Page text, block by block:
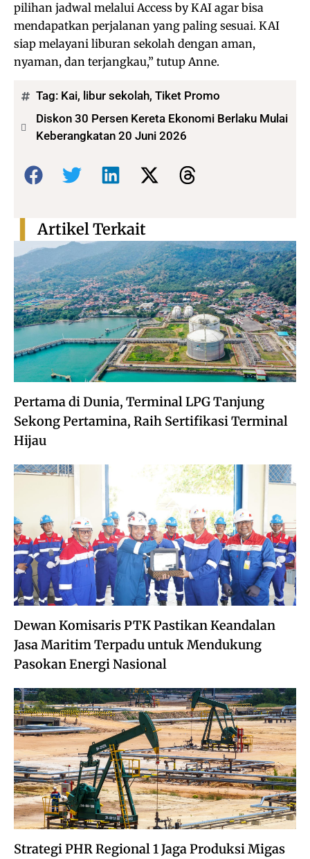
pilihan jadwal melalui Access by KAI agar bisa
mendapatkan perjalanan yang paling sesuai. KAI
siap melayani liburan sekolah dengan aman,
nyaman, dan terjangkau,” tutup Anne.
Tag: Kai, libur sekolah, Tiket Promo
Diskon 30 Persen Kereta Ekonomi Berlaku Mulai
Keberangkatan 20 Juni 2026
Bagikan:
Pertama di Dunia, Terminal LPG Tanjung
Sekong Pertamina, Raih Sertifikasi Terminal
Hijau
Dewan Komisaris PTK Pastikan Keandalan
Jasa Maritim Terpadu untuk Mendukung
Pasokan Energi Nasional
Strategi PHR Regional 1 Jaga Produksi Migas
Artikel Terkait